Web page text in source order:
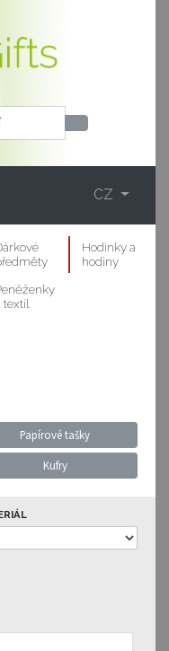
CZ
Hodinky a
hodiny
textil
Papírové tašky
Kufry